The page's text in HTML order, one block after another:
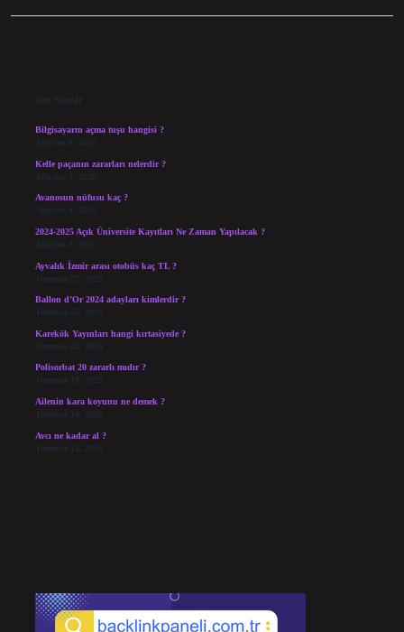
Son Yazılar
Bilgisayarın açma tuşu hangisi ?
Ağustos 6, 2026
Kelle paçanın zararları nelerdir ?
Ağustos 5, 2026
Avanosun nüfusu kaç ?
Ağustos 4, 2026
2024-2025 Açık Üniversite Kayıtları Ne Zaman Yapılacak ?
Ağustos 3, 2026
Ayvalık İzmir arası otobüs kaç TL ?
Temmuz 27, 2026
Ballon d’Or 2024 adayları kimlerdir ?
Temmuz 25, 2026
Karekök Yayınları hangi kırtasiyede ?
Temmuz 24, 2026
Polisorbat 20 zararlı mıdır ?
Temmuz 18, 2026
Ailenin kara koyunu ne demek ?
Temmuz 16, 2026
Avcı ne kadar al ?
Temmuz 15, 2026